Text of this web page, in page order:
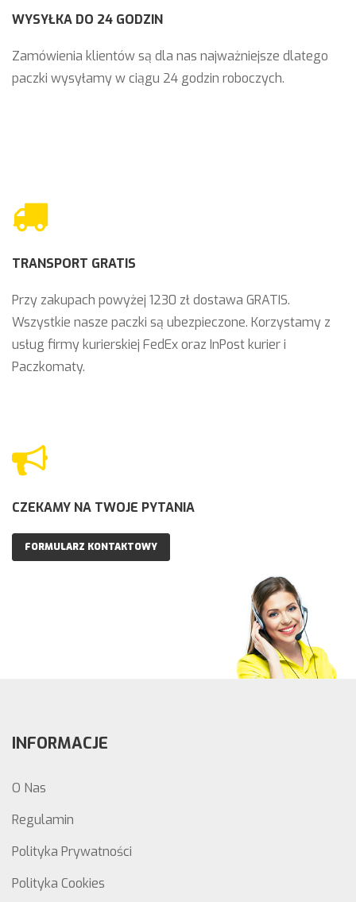
WYSYŁKA DO 24 GODZIN
Zamówienia klientów są dla nas najważniejsze dlatego
paczki wysyłamy w ciągu 24 godzin roboczych.
TRANSPORT GRATIS
Przy zakupach powyżej 1230 zł dostawa GRATIS.
Wszystkie nasze paczki są ubezpieczone. Korzystamy z
usług firmy kurierskiej FedEx oraz InPost kurier i
Paczkomaty.
CZEKAMY NA TWOJE PYTANIA
FORMULARZ KONTAKTOWY
INFORMACJE
O Nas
Regulamin
Polityka Prywatności
Polityka Cookies